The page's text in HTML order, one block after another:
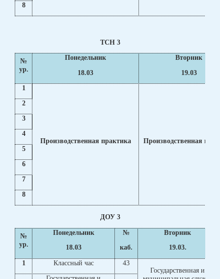
8
ТСН 3
№
ур.
Понедельник
18.03
Вторник
19.03
1
Производственная практика Производственная
2
3
4
5
6
7
8
ДОУ 3
№
ур.
Понедельник
18.03
№
каб.
Вторник
19.03.
1
Классный час
43
Государственная и